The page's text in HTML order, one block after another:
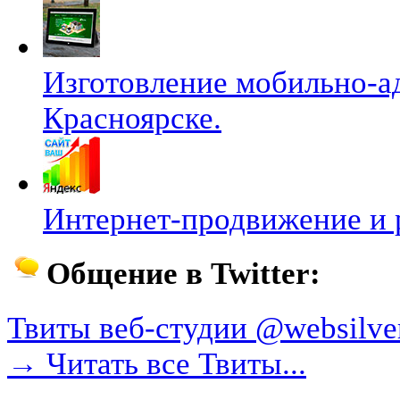
Изготовление мобильно-
Красноярске.
Интернет-продвижение и
Общение в Twitter:
Твиты веб-студии
→ Читать все Твиты...